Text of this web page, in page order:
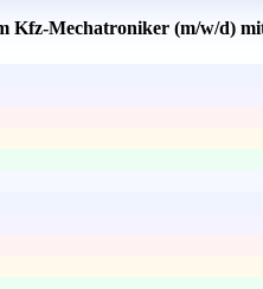
Kfz-Mechatroniker (m/w/d)